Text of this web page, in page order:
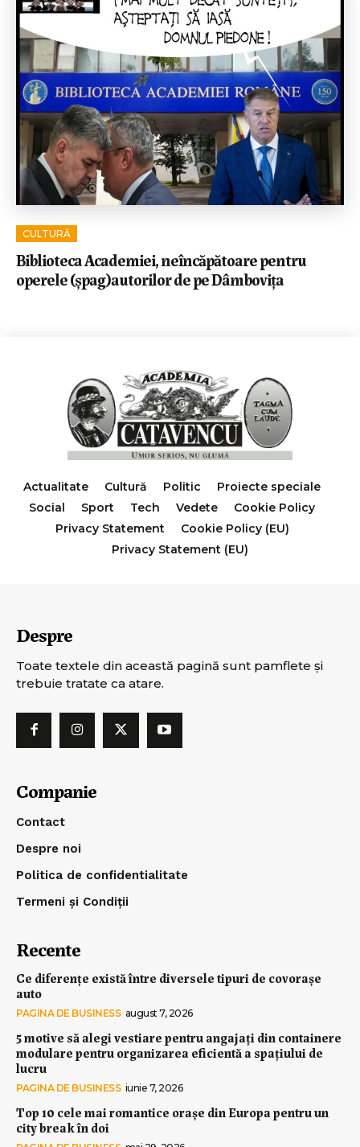
CULTURĂ
Biblioteca Academiei, neîncăpătoare pentru
operele (șpag)autorilor de pe Dâmbovița
Actualitate Cultură Politic
Proiecte speciale
Social
Sport Tech Vedete
Cookie Policy
Privacy Statement
Cookie Policy (EU)
Privacy Statement (EU)
Despre
Toate textele din această pagină sunt pamflete şi
trebuie tratate ca atare.
Companie
Contact
Despre noi
Politica de confidentialitate
Termeni și Condiții
Recente
Ce diferențe există între diversele tipuri de covorașe
auto
PAGINA DE BUSINESS august 7, 2026
5 motive să alegi vestiare pentru angajați din containere
modulare pentru organizarea eficientă a spațiului de
lucru
PAGINA DE BUSINESS iunie 7, 2026
Top 10 cele mai romantice orașe din Europa pentru un
city break în doi